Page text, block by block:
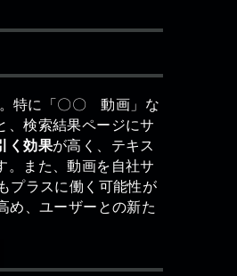
特に「〇〇 動画」な
、検索結果ページにサ
く効果が高く、テキス
。また、動画を自社サ
プラスに働く可能性が
め、ユーザーとの新た